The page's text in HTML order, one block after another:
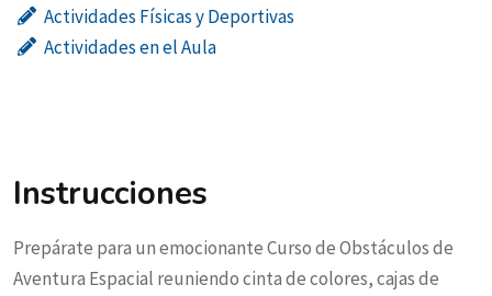
Actividades Físicas y Deportivas
Actividades en el Aula
Instrucciones
Prepárate para un emocionante Curso de Obstáculos de
Aventura Espacial reuniendo cinta de colores, cajas de